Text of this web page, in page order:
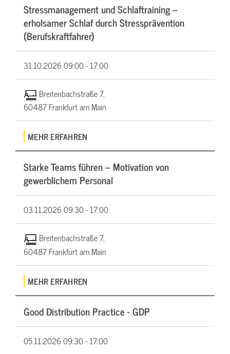
Stressmanagement und Schlaftraining –
erholsamer Schlaf durch Stressprävention
(Berufskraftfahrer)
31.10.202609:00 - 17:00
Breitenbachstraße 7,
60487 Frankfurt am Main
MEHR ERFAHREN
Starke Teams führen – Motivation von
gewerblichem Personal
03.11.202609:30 - 17:00
Breitenbachstraße 7,
60487 Frankfurt am Main
MEHR ERFAHREN
Good Distribution Practice - GDP
05.11.202609:30 - 17:00